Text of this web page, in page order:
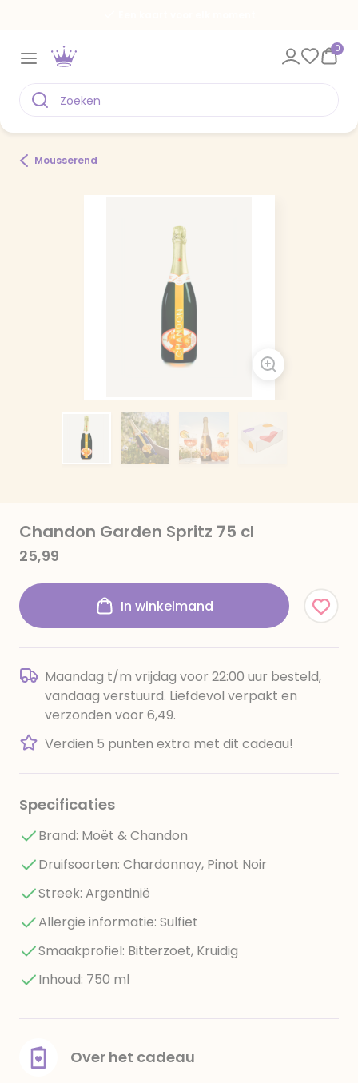
0
Mousserend
Chandon Garden Spritz 75 cl
25,99
In winkelmand
Maandag t/m vrijdag voor 22:00 uur besteld,
vandaag verstuurd. Liefdevol verpakt en
verzonden voor 6,49.
Verdien 5 punten extra met dit cadeau!
Specificaties
Brand: Moët & Chandon
Druifsoorten: Chardonnay, Pinot Noir
Streek: Argentinië
Allergie informatie: Sulfiet
Smaakprofiel: Bitterzoet, Kruidig
Inhoud: 750 ml
Over het cadeau